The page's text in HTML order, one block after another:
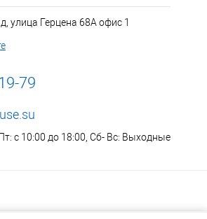
улица Герцена 68А офис 1
79
с 10:00 до 18:00, Сб- Вс: Выходные